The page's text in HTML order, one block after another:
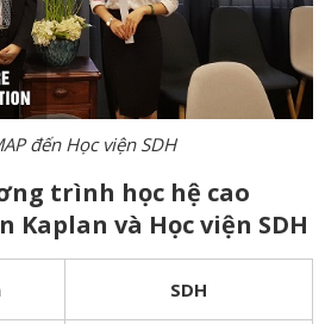
đến Học viện SDH
trình học hệ cao
Kaplan và Học viện SDH
SDH